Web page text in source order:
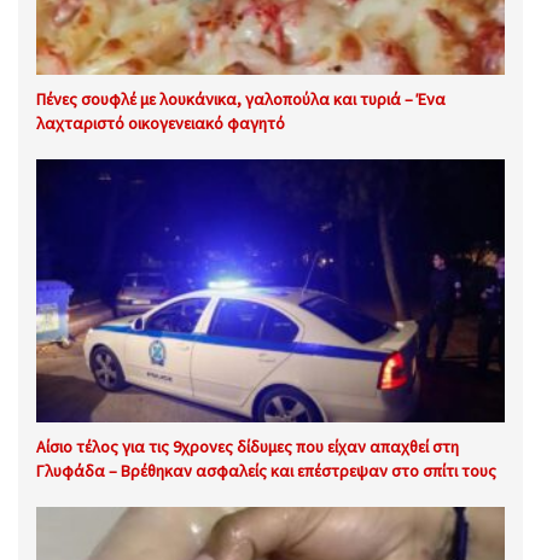
Πένες σουφλέ με λουκάνικα, γαλοπούλα και τυριά – Ένα
λαχταριστό οικογενειακό φαγητό
Αίσιο τέλος για τις 9χρονες δίδυμες που είχαν απαχθεί στη
Γλυφάδα – Βρέθηκαν ασφαλείς και επέστρεψαν στο σπίτι τους